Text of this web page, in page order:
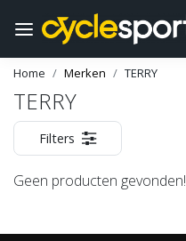
Home Merken TERRY
TERRY
Filters
Geen producten gevonden!